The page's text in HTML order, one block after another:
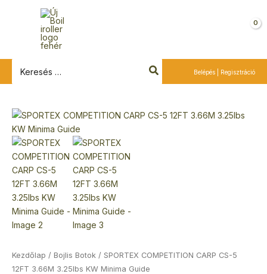
for:
Belépés | Regisztráció
Kezdőlap / Bojlis Botok / SPORTEX COMPETITION CARP CS-5
12FT 3.66M 3.25lbs KW Minima Guide